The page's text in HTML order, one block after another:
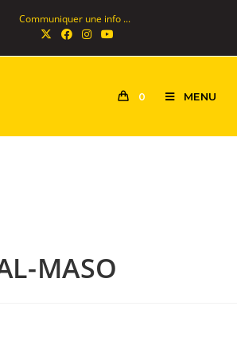
Communiquer une info ...
0 MENU
MASO